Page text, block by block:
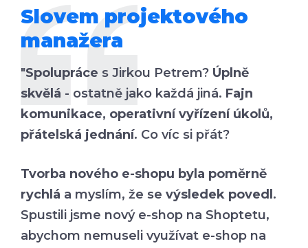
Slovem projektového
manažera
"Spolupráce s Jirkou Petrem? Úplně
skvělá - ostatně jako každá jiná. Fajn
komunikace, operativní vyřízení úkolů,
přátelská jednání. Co víc si přát?
Tvorba nového e-shopu byla poměrně
rychlá a myslím, že se výsledek povedl .
Spustili jsme nový e-shop na Shoptetu,
abychom nemuseli využívat e-shop na